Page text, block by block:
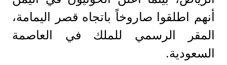
أنهم اطلقوا صاروخاً باتجاه قصر اليمامة،
المقر الرسمي للملك في العاصمة
السعودية.